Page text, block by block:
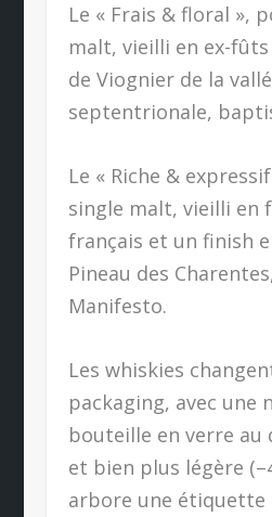
Le « Frais & floral »,
malt, vieilli en ex-fûts
de Viognier de la
septentrionale,
Le « Riche &
single malt, vieilli en
français et un finish
Pineau des
Manifesto.
Les whiskies
packaging, avec une
bouteille en verre au
et bien plus légère
arbore une étiquette